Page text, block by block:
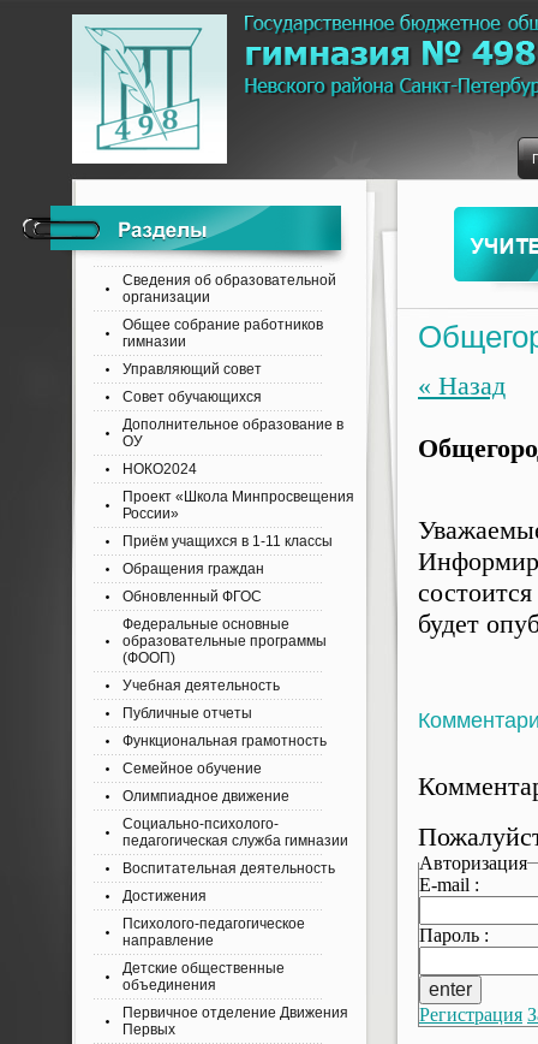
« Назад
будет
Авторизация
E-mail :
Пароль :
Регистрация
Сведения об образовательной
организации
Общее собрание работников
гимназии
Управляющий совет
Совет обучающихся
Дополнительное образование в
ОУ
НОКО2024
Проект «Школа Минпросвещения
России»
Приём учащихся в 1-11 классы
Обращения граждан
Обновленный ФГОС
Федеральные основные
образовательные программы
(ФООП)
Учебная деятельность
Публичные отчеты
Функциональная грамотность
Семейное обучение
Олимпиадное движение
Социально-психолого-
педагогическая служба гимназии
Воспитательная деятельность
Достижения
Психолого-педагогическое
направление
Детские общественные
объединения
Первичное отделение Движения
Первых